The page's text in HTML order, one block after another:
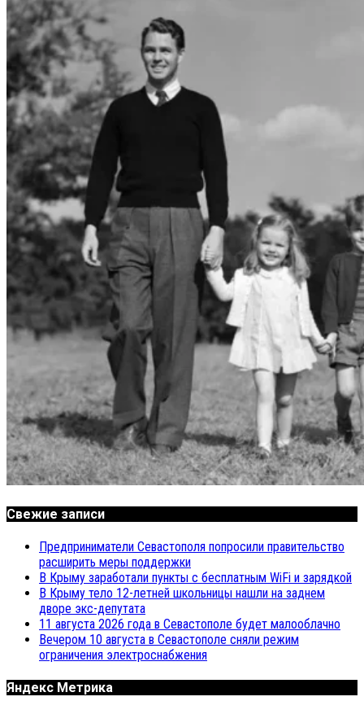
Свежие записи
Предприниматели Севастополя попросили правительство
расширить меры поддержки
В Крыму заработали пункты с бесплатным WiFi и зарядкой
В Крыму тело 12-летней школьницы нашли на заднем
дворе экс-депутата
11 августа 2026 года в Севастополе будет малооблачно
Вечером 10 августа в Севастополе сняли режим
ограничения электроснабжения
Яндекс Метрика